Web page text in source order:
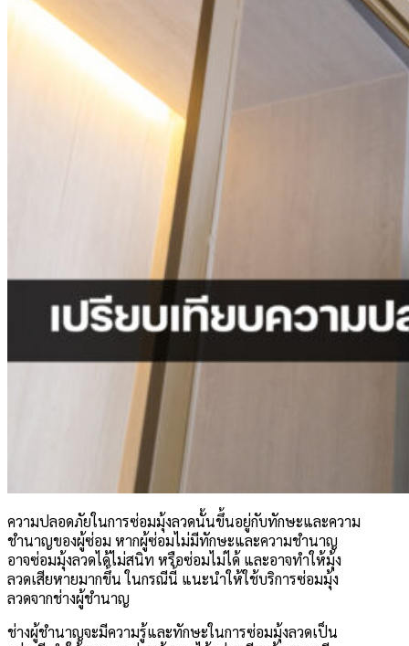
ความปลอดภัยในการซ่อมมุ้งลวดนั้นขึ้นอยู่กับทักษะและความ
ชำนาญของผู้ซ่อม หากผู้ซ่อมไม่มีทักษะและความชำนาญ
อาจซ่อมมุ้งลวดได้ไม่สนิท หรือซ่อมไม่ได้ และอาจทำให้มุ้ง
ลวดเสียหายมากขึ้น ในกรณีนี้ แนะนำให้ใช้บริการซ่อมมุ้ง
ลวดจากช่างผู้ชำนาญ
ช่างผู้ชำนาญจะมีความรู้และทักษะในการซ่อมมุ้งลวดเป็น